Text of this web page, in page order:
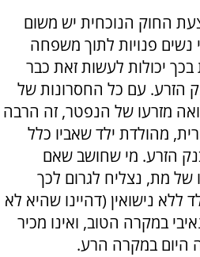
החוק הנוכחית יש משום
נשים פנויות לתוך משפחה
יכולות לעשות זאת כבר
הזרע. עם כל החסרונות של
מזרעו של הנפטר, זה הרבה
מהולדת ילד שאביו כלל
הזרע. מי שחושב שאם
מת, נצליח לגרום לכך
ללא נישואין (דהיינו שהיא לא
במקרה הטוב, ואינו מכיר
היום במקרה הרע.